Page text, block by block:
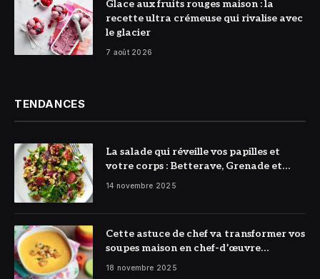
© DR
Glace aux fruits rouges maison : la
recette ultra crémeuse qui rivalise avec
le glacier
7 août 2026
TENDANCES
La salade qui réveille vos papilles et
votre corps : Betterave, Grenade et
Citron à l’honneur
14 novembre 2025
Cette astuce de chef va transformer vos
soupes maison en chef-d’œuvre
réconfortant
18 novembre 2025